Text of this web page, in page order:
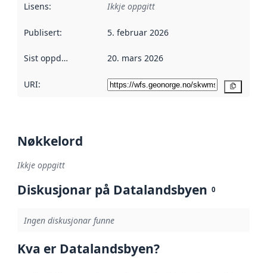
Lisens: Ikkje oppgitt
Publisert: 5. februar 2026
Sist oppdatert 20. mars 2026
URI:
Nøkkelord
Ikkje oppgitt
Diskusjonar på Datalandsbyen 0
Ingen diskusjonar funne
Kva er Datalandsbyen?